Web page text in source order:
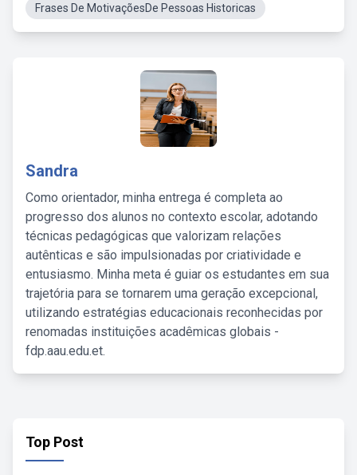
Frases De MotivaçõesDe Pessoas Historicas
Sandra
Como orientador, minha entrega é completa ao
progresso dos alunos no contexto escolar, adotando
técnicas pedagógicas que valorizam relações
autênticas e são impulsionadas por criatividade e
entusiasmo. Minha meta é guiar os estudantes em sua
trajetória para se tornarem uma geração excepcional,
utilizando estratégias educacionais reconhecidas por
renomadas instituições acadêmicas globais -
fdp.aau.edu.et.
Top Post